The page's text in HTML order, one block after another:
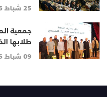
25 شباط 26 - 14:16
جمعية
طلابها
09 شباط 26 - 14:09